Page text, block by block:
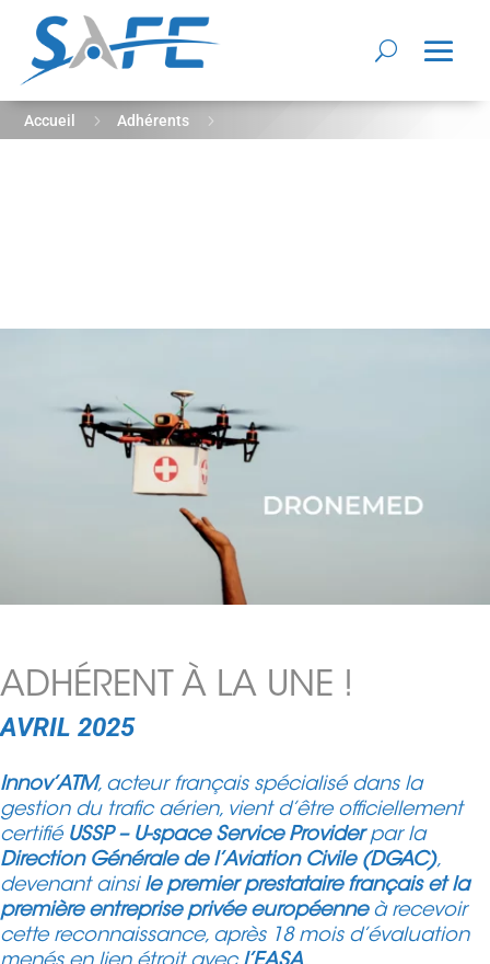
Accueil 5 Adhérents 5
ADHÉRENT À LA UNE !
AVRIL 2025
Innov’ATM, acteur français spécialisé dans la
gestion du trafic aérien, vient d’être officiellement
certifié USSP – U-space Service Providerpar la
Direction Générale de l’Aviation Civile (DGAC),
devenant ainsi le premier prestataire français et la
première entreprise privée européenneà recevoir
cette reconnaissance, après 18 mois d’évaluation